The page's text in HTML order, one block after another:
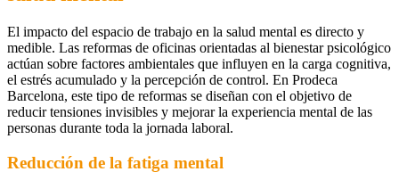
El impacto del espacio de trabajo en la salud mental es directo y
medible. Las reformas de oficinas orientadas al bienestar psicológico
actúan sobre factores ambientales que influyen en la carga cognitiva,
el estrés acumulado y la percepción de control. En Prodeca
Barcelona, este tipo de reformas se diseñan con el objetivo de
reducir tensiones invisibles y mejorar la experiencia mental de las
personas durante toda la jornada laboral.
Reducción de la fatiga mental